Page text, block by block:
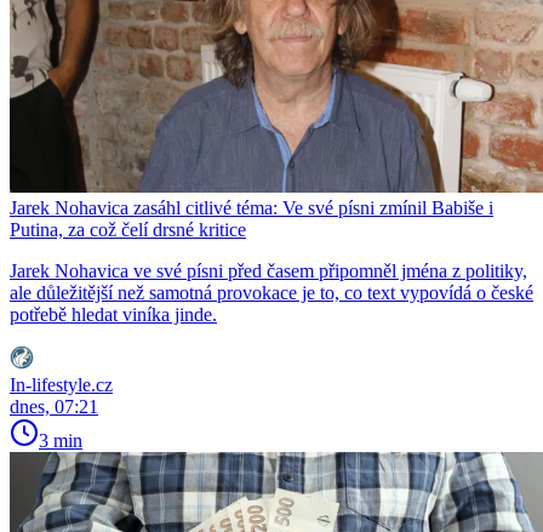
Jarek Nohavica zasáhl citlivé téma: Ve své písni zmínil Babiše i
Putina, za což čelí drsné kritice
Jarek Nohavica ve své písni před časem připomněl jména z politiky,
ale důležitější než samotná provokace je to, co text vypovídá o české
potřebě hledat viníka jinde.
In-lifestyle.cz
dnes, 07:21
3 min